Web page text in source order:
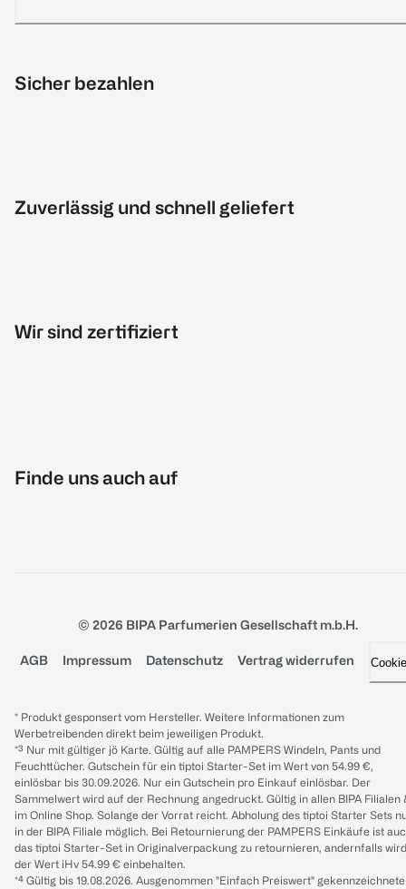
Sicher bezahlen
Zuverlässig und schnell geliefert
Wir sind zertifiziert
Finde uns auch auf
© 2026 BIPA Parfumerien Gesellschaft m.b.H.
AGB Impressum Datenschutz Vertrag widerrufen
* Produkt gesponsert vom Hersteller. Weitere Informationen zum
Werbetreibenden direkt beim jeweiligen Produkt.
*³ Nur mit gültiger jö Karte. Gültig auf alle PAMPERS Windeln, Pants und
Feuchttücher. Gutschein für ein tiptoi Starter-Set im Wert von 54.99 €,
einlösbar bis 30.09.2026. Nur ein Gutschein pro Einkauf einlösbar. Der
Sammelwert wird auf der Rechnung angedruckt. Gültig in allen BIPA Filialen
im Online Shop. Solange der Vorrat reicht. Abholung des tiptoi Starter Sets
in der BIPA Filiale möglich. Bei Retournierung der PAMPERS Einkäufe ist
das tiptoi Starter-Set in Originalverpackung zu retournieren, andernfalls wird
der Wert iHv 54.99 € einbehalten.
*⁴ Gültig bis 19.08.2026. Ausgenommen "Einfach Preiswert" gekennzeichnete